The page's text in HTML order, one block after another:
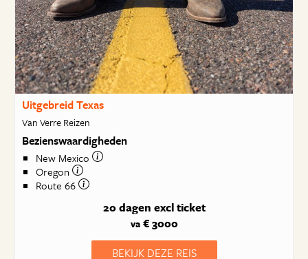
Uitgebreid Texas
Van Verre Reizen
Bezienswaardigheden
New Mexico
Oregon
Route 66
20 dagen excl ticket
va€ 3000
BEKIJK DEZE REIS